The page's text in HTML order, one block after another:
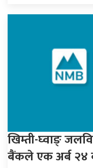
खिम्ती-घ्वाङ्
बैंकले एक अर्ब २४